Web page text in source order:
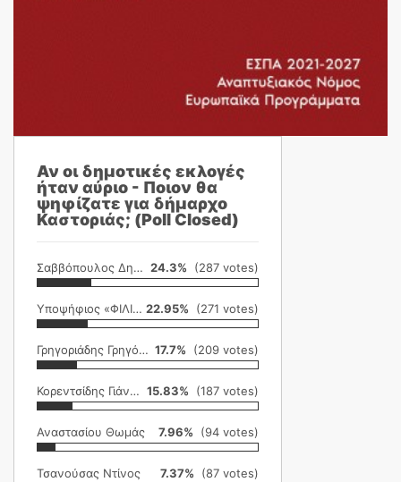
Αν οι δημοτικές εκλογές
ήταν αύριο - Ποιον θα
ψηφίζατε για δήμαρχο
Καστοριάς; (Poll Closed)
Σαββόπουλος Δημήτρης 24.3% (287 votes)
Υποψήφιος «ΦΙΛΙΚΗ ΕΤΑΙΡΕΙΑ» 22.95% (271 votes)
Γρηγοριάδης Γρηγόρης 17.7% (209 votes)
Κορεντσίδης Γιάννης 15.83% (187 votes)
Αναστασίου Θωμάς 7.96% (94 votes)
Τσανούσας Ντίνος 7.37% (87 votes)